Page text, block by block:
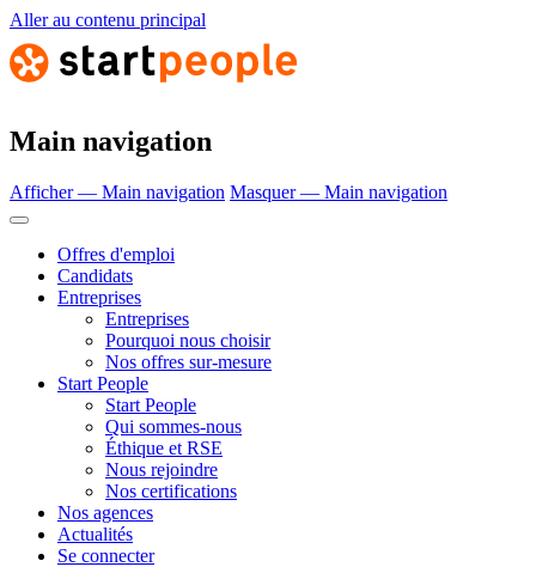
Aller au contenu principal
Main navigation
Afficher — Main navigation Masquer — Main navigation
Offres d'emploi
Candidats
Entreprises
Entreprises
Pourquoi nous choisir
Nos offres sur-mesure
Start People
Start People
Qui sommes-nous
Éthique et RSE
Nous rejoindre
Nos certifications
Nos agences
Actualités
Se connecter